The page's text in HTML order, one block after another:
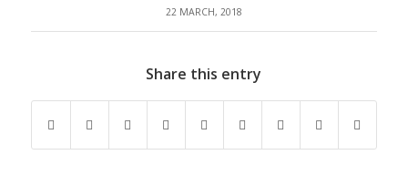
22 MARCH, 2018
Share this entry